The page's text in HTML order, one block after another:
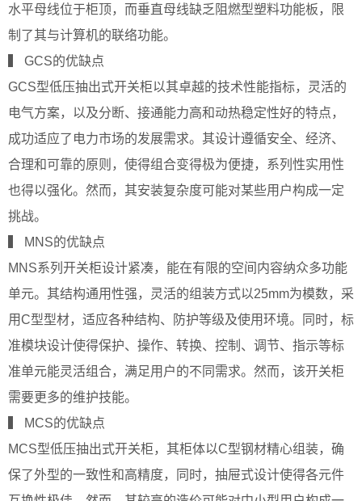
水平母线位于柜顶，而垂直母线缺乏阻燃型塑料功能板，限
制了其与计算机的联络功能。
▍ GCS的优缺点
GCS型低压抽出式开关柜以其卓越的技术性能指标，灵活的
电气方案，以及分断、接通能力高和动热稳定性好的特点，
成功适应了电力市场的发展需求。其设计遵循安全、经济、
合理和可靠的原则，使得组合变得极为便捷，系列性实用性
也得以强化。然而，其安装复杂度可能对某些用户构成一定
挑战。
▍ MNS的优缺点
MNS系列开关柜设计紧凑，能在有限的空间内容纳众多功能
单元。其结构通用性强，灵活的组装方式以25mm为模数，采
用C型型材，适应各种结构、防护等级及使用环境。同时，标
准模块设计使得保护、操作、转换、控制、调节、指示等标
准单元能灵活组合，满足用户的不同需求。然而，该开关柜
需要更多的维护技能。
▍ MCS的优缺点
MCS型低压抽出式开关柜，其柜体以C型钢材精心组装，确
保了外型的一致性和高精度，同时，抽屉式设计使得各元件